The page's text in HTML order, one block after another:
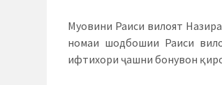
Муовини Раиси вилоят
номаи шодбошии Раиси
ифтихори ҷашни бонувон